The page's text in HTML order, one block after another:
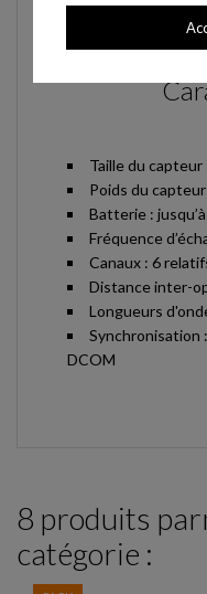
Taille du capteur
Poids du
Batterie :
Fréquence
Canaux : 6
Distance inter-
Longueurs
Synchronisation
DCOM
8 produits
catégorie :